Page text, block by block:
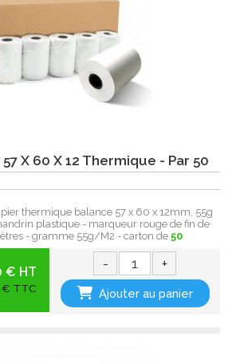
X 60 X 12 Thermique - Par 50
thermique balance 57 x 60 x 12mm, 55g
plastique - marqueur rouge de fin de
- gramme 55g/M2 - carton de 50
€ HT
€ TTC
- +
Ajouter au panier